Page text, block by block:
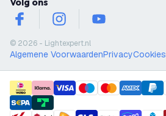
facebookinstagramyoutube
© 2026 - Lightexpert.nl
Algemene VoorwaardenPrivacyCookies
payment methods